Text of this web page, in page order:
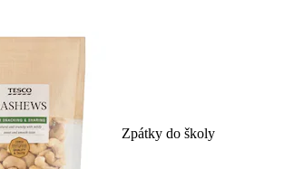
Zpátky do školy